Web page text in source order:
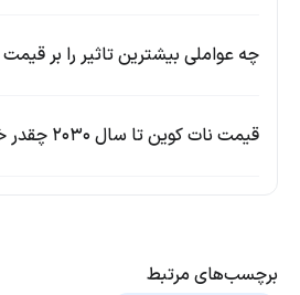
چه عواملی بیشترین تاثیر را بر
قیمت نات کوین تا سال ۲۰۳۰ چقدر خواهد شد؟
برچسب‌های مرتبط